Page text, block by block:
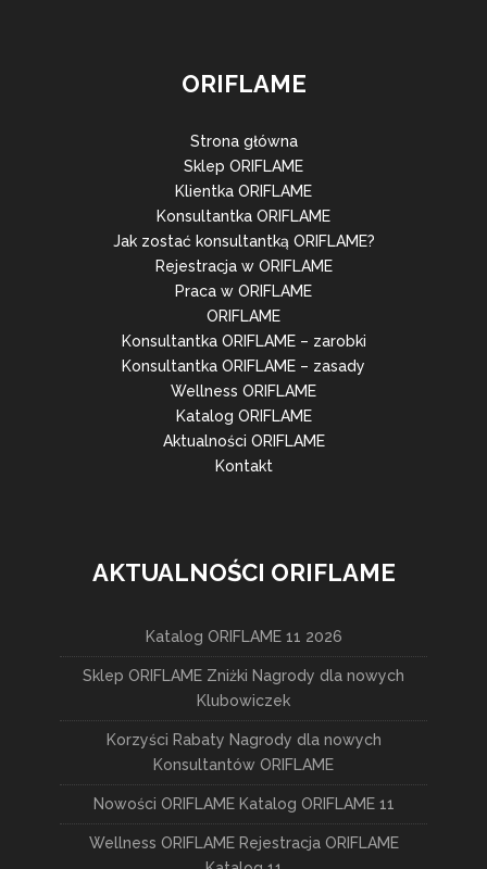
ORIFLAME
Strona główna
Sklep ORIFLAME
Klientka ORIFLAME
Konsultantka ORIFLAME
Jak zostać konsultantką ORIFLAME?
Rejestracja w ORIFLAME
Praca w ORIFLAME
ORIFLAME
Konsultantka ORIFLAME – zarobki
Konsultantka ORIFLAME – zasady
Wellness ORIFLAME
Katalog ORIFLAME
Aktualności ORIFLAME
Kontakt
AKTUALNOŚCI ORIFLAME
Katalog ORIFLAME 11 2026
Sklep ORIFLAME Zniżki Nagrody dla nowych
Klubowiczek
Korzyści Rabaty Nagrody dla nowych
Konsultantów ORIFLAME
Nowości ORIFLAME Katalog ORIFLAME 11
Wellness ORIFLAME Rejestracja ORIFLAME